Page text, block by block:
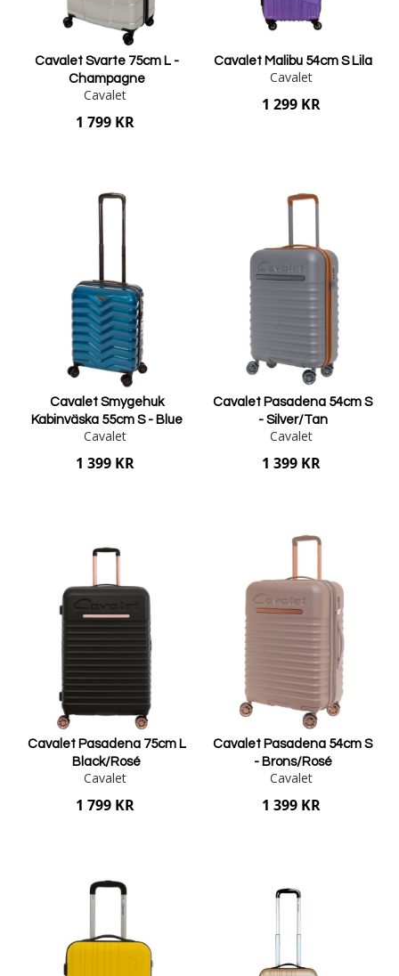
Cavalet Svarte 75cm L -
Champagne
Cavalet
1 799 KR
Cavalet Malibu 54cm S Lila
Cavalet
1 299 KR
Cavalet Smygehuk
Kabinväska 55cm S - Blue
Cavalet
1 399 KR
Cavalet Pasadena 54cm S
- Silver/Tan
Cavalet
1 399 KR
Cavalet Pasadena 75cm L
Black/Rosé
Cavalet
1 799 KR
Cavalet Pasadena 54cm S
- Brons/Rosé
Cavalet
1 399 KR